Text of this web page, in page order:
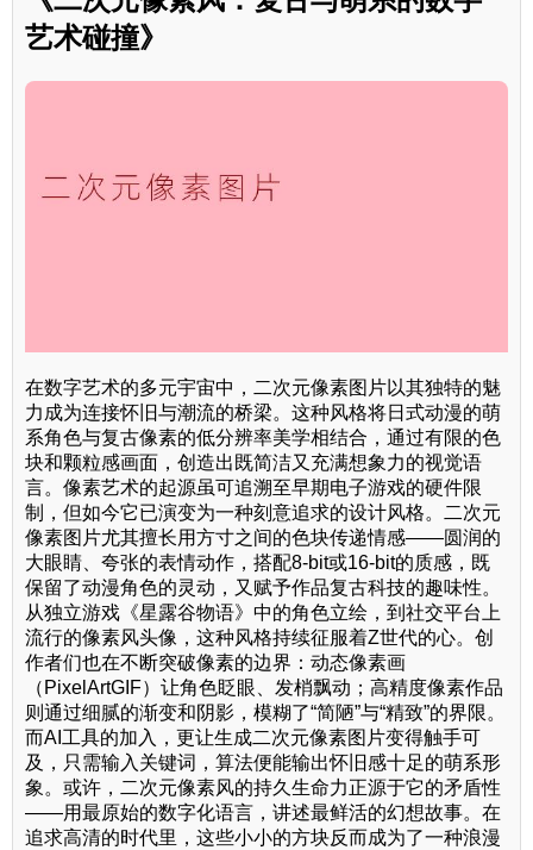
艺术碰撞》
在数字艺术的多元宇宙中，二次元像素图片以其独特的魅
力成为连接怀旧与潮流的桥梁。这种风格将日式动漫的萌
系角色与复古像素的低分辨率美学相结合，通过有限的色
块和颗粒感画面，创造出既简洁又充满想象力的视觉语
言。像素艺术的起源虽可追溯至早期电子游戏的硬件限
制，但如今它已演变为一种刻意追求的设计风格。二次元
像素图片尤其擅长用方寸之间的色块传递情感——圆润的
大眼睛、夸张的表情动作，搭配8-bit或16-bit的质感，既
保留了动漫角色的灵动，又赋予作品复古科技的趣味性。
从独立游戏《星露谷物语》中的角色立绘，到社交平台上
流行的像素风头像，这种风格持续征服着Z世代的心。创
作者们也在不断突破像素的边界：动态像素画
（PixelArtGIF）让角色眨眼、发梢飘动；高精度像素作品
则通过细腻的渐变和阴影，模糊了“简陋”与“精致”的界限。
而AI工具的加入，更让生成二次元像素图片变得触手可
及，只需输入关键词，算法便能输出怀旧感十足的萌系形
象。或许，二次元像素风的持久生命力正源于它的矛盾性
——用最原始的数字化语言，讲述最鲜活的幻想故事。在
追求高清的时代里，这些小小的方块反而成为了一种浪漫